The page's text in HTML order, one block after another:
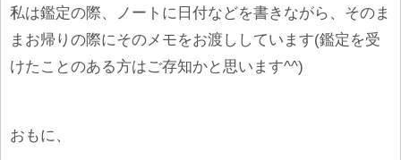
私は鑑定の際、ノートに日付などを書きながら、そのま
まお帰りの際にそのメモをお渡ししています(鑑定を受
けたことのある方はご存知かと思います^^)
おもに、